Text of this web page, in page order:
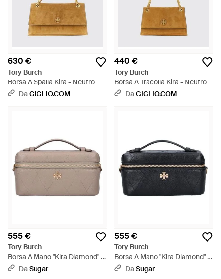
630 €
Tory Burch
Borsa A Spalla Kira - Neutro
DaGIGLIO.COM
440 €
Tory Burch
Borsa A Tracolla Kira - Neutro
DaGIGLIO.COM
555 €
Tory Burch
Borsa A Mano "Kira Diamond" -
Grigio
DaSugar
555 €
Tory Burch
Borsa A Mano "Kira Diamond" -
NeroDaSugar